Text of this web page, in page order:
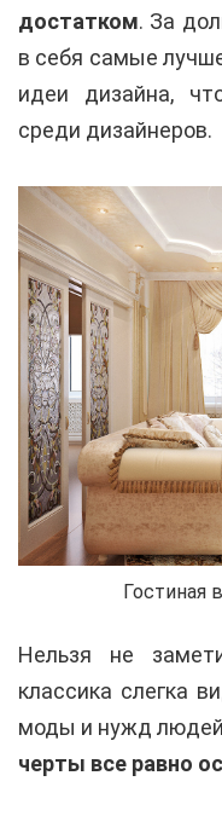
достатком. За
в себя самые
идеи дизайна,
среди дизайнеров.
Гостиная
Нельзя не
классика слегка
моды и нужд
черты все равно